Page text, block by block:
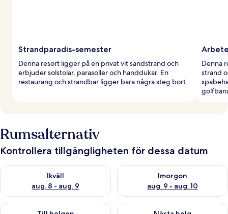
Strandparadis-semester
Denna resort ligger på en privat vit sandstrand och
erbjuder solstolar, parasoller och handdukar. En
restaurang och strandbar ligger bara några steg bort.
Denna
strand
Rumsalternativ
Kontrollera tillgängligheten för dessa datum
Ikväll
aug. 8 - aug. 9
Kontrollera tillgängligheten för ikväll aug. 8 - aug. 9
Imorgon
aug. 9 - aug. 10
Kontrollera tillgängligheten
Kontrollera tillgängligheten för den här helgen aug. 14 - aug.
Kontrollera tillgängligheten